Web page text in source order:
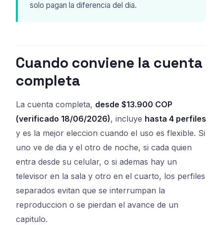
solo pagan la diferencia del dia.
Cuando conviene la cuenta
completa
La cuenta completa, desde $13.900 COP
(verificado 18/06/2026), incluye hasta 4 perfiles
y es la mejor eleccion cuando el uso es flexible. Si
uno ve de dia y el otro de noche, si cada quien
entra desde su celular, o si ademas hay un
televisor en la sala y otro en el cuarto, los perfiles
separados evitan que se interrumpan la
reproduccion o se pierdan el avance de un
capitulo.